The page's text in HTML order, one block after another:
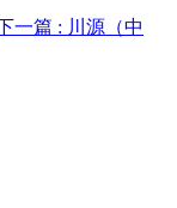
一篇 : 川源（中